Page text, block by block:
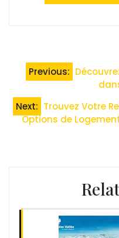
Navigation
de
l’article
Previous:
Next: Trouvez Votre
Options de